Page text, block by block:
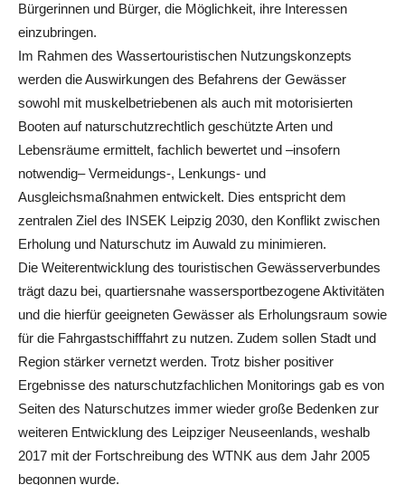
Bürgerinnen und Bürger, die Möglichkeit, ihre Interessen
einzubringen.
Im Rahmen des Wassertouristischen Nutzungskonzepts
werden die Auswirkungen des Befahrens der Gewässer
sowohl mit muskelbetriebenen als auch mit motorisierten
Booten auf naturschutzrechtlich geschützte Arten und
Lebensräume ermittelt, fachlich bewertet und –insofern
notwendig– Vermeidungs-, Lenkungs- und
Ausgleichsmaßnahmen entwickelt. Dies entspricht dem
zentralen Ziel des INSEK Leipzig 2030, den Konflikt zwischen
Erholung und Naturschutz im Auwald zu minimieren.
Die Weiterentwicklung des touristischen Gewässerverbundes
trägt dazu bei, quartiersnahe wassersportbezogene Aktivitäten
und die hierfür geeigneten Gewässer als Erholungsraum sowie
für die Fahrgastschifffahrt zu nutzen. Zudem sollen Stadt und
Region stärker vernetzt werden. Trotz bisher positiver
Ergebnisse des naturschutzfachlichen Monitorings gab es von
Seiten des Naturschutzes immer wieder große Bedenken zur
weiteren Entwicklung des Leipziger Neuseenlands, weshalb
2017 mit der Fortschreibung des WTNK aus dem Jahr 2005
begonnen wurde.